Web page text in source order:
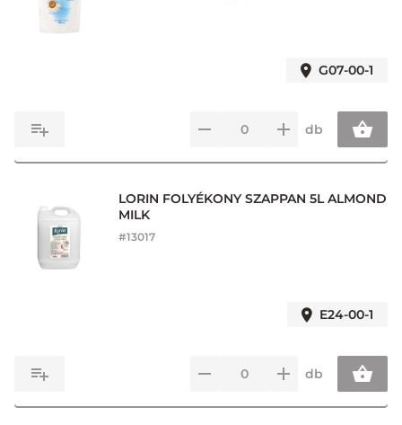
G07-00-1
db
LORIN FOLYÉKONY SZAPPAN 5L ALMOND
MILK
#13017
E24-00-1
db